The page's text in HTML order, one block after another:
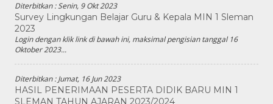
Diterbitkan :Senin, 9 Okt 2023
Survey Lingkungan Belajar Guru & Kepala MIN 1 Sleman
2023
Login dengan klik link di bawah ini, maksimal pengisian tanggal 16
Oktober 2023...
Diterbitkan :Jumat, 16 Jun 2023
HASIL PENERIMAAN PESERTA DIDIK BARU MIN 1